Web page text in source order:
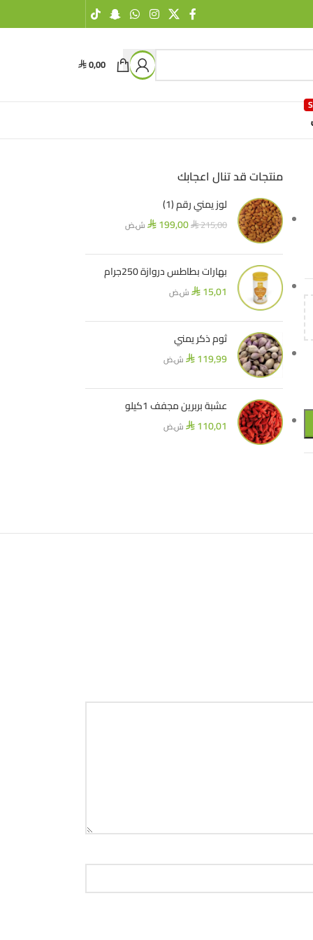
⃁ 0,00
منتجات قد تنال اعجابك
لوز يمني رقم (1)
⃁215,00
⃁ 199,00 ش.ض
بهارات بطاطس دروازة 250جرام
⃁ 15,01 ش.ض
ثوم ذكر يمني
⃁ 119,99 ش.ض
عشبة بربرين مجفف 1كيلو
⃁ 110,01 ش.ض